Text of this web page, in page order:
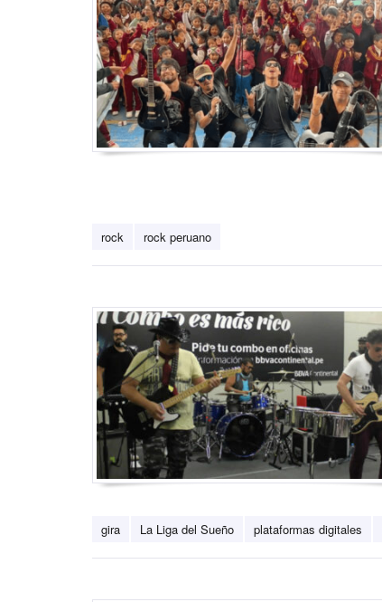
rock rock peruano
gira La Liga del Sueño plataformas digitales